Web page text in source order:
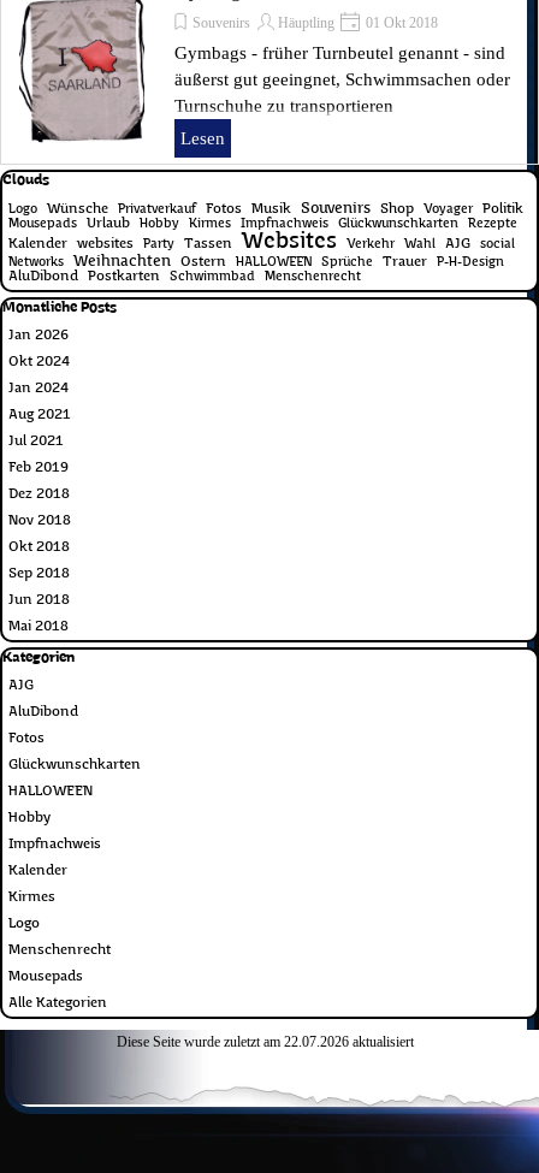
Souvenirs Häuptling 01 Okt 2018
Gymbags - früher Turnbeutel genannt - sind
äußerst gut geeingnet, Schwimmsachen oder
Turnschuhe zu transportieren
Lesen
Block überspringen Clouds
Clouds
Logo Wünsche Privatverkauf Fotos Musik Souvenirs Shop Voyager Politik
Mousepads Urlaub Hobby Kirmes Impfnachweis Glückwunschkarten Rezepte
Kalender websites Party Tassen Websites Verkehr Wahl AJG
social
Networks
Weihnachten Ostern HALLOWEEN Sprüche Trauer P-H-Design
AluDibond Postkarten Schwimmbad Menschenrecht
Block überspringen Monatliche Posts
Monatliche Posts
Jan 2026
Okt 2024
Jan 2024
Aug 2021
Jul 2021
Feb 2019
Dez 2018
Nov 2018
Okt 2018
Sep 2018
Jun 2018
Mai 2018
Block überspringen Kategorien
Kategorien
AJG
AluDibond
Fotos
Glückwunschkarten
HALLOWEEN
Hobby
Impfnachweis
Kalender
Kirmes
Logo
Menschenrecht
Mousepads
Alle Kategorien
Diese Seite wurde zuletzt am 22.07.2026aktualisiert